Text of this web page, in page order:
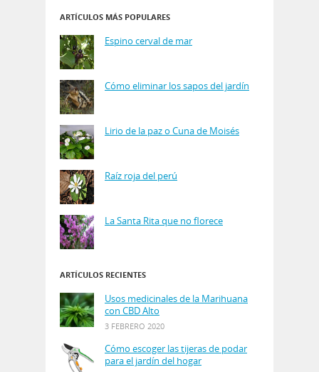
ARTÍCULOS MÁS POPULARES
Espino cerval de mar
Cómo eliminar los sapos del jardín
Lirio de la paz o Cuna de Moisés
Raíz roja del perú
La Santa Rita que no florece
ARTÍCULOS RECIENTES
Usos medicinales de la Marihuana
con CBD Alto
3 FEBRERO 2020
Cómo escoger las tijeras de podar
para el jardín del hogar